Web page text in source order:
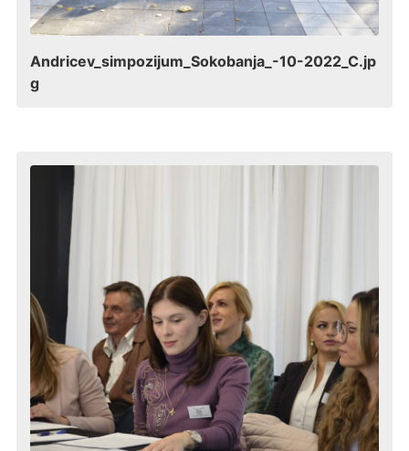
Andricev_simpozijum_Sokobanja_-10-2022_C.jp
g